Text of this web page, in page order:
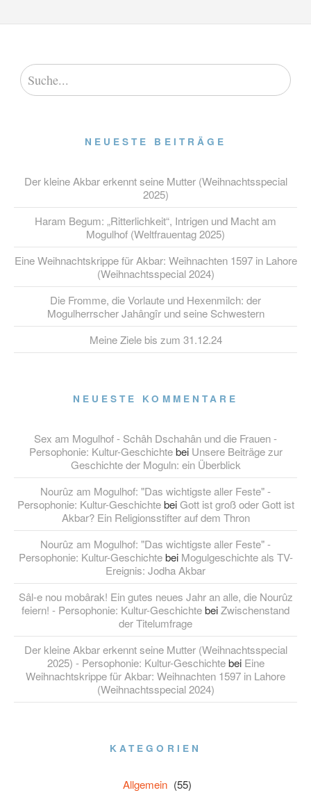
NEUESTE BEITRÄGE
Der kleine Akbar erkennt seine Mutter (Weihnachtsspecial
2025)
Haram Begum: „Ritterlichkeit“, Intrigen und Macht am
Mogulhof (Weltfrauentag 2025)
Eine Weihnachtskrippe für Akbar: Weihnachten 1597 in Lahore
(Weihnachtsspecial 2024)
Die Fromme, die Vorlaute und Hexenmilch: der
Mogulherrscher Jahângîr und seine Schwestern
Meine Ziele bis zum 31.12.24
NEUESTE KOMMENTARE
Sex am Mogulhof - Schâh Dschahân und die Frauen -
Persophonie: Kultur-Geschichtebei Unsere Beiträge zur
Geschichte der Moguln: ein Überblick
Nourûz am Mogulhof: "Das wichtigste aller Feste" -
Persophonie: Kultur-GeschichtebeiGott ist groß oder Gott ist
Akbar? Ein Religionsstifter auf dem Thron
Nourûz am Mogulhof: "Das wichtigste aller Feste" -
Persophonie: Kultur-Geschichtebei Mogulgeschichte als TV-
Ereignis: Jodha Akbar
Sâl-e nou mobârak! Ein gutes neues Jahr an alle, die Nourûz
feiern! - Persophonie: Kultur-GeschichtebeiZwischenstand
der Titelumfrage
Der kleine Akbar erkennt seine Mutter (Weihnachtsspecial
2025) - Persophonie: Kultur-Geschichtebei Eine
Weihnachtskrippe für Akbar: Weihnachten 1597 in Lahore
(Weihnachtsspecial 2024)
KATEGORIEN
Allgemein (55)